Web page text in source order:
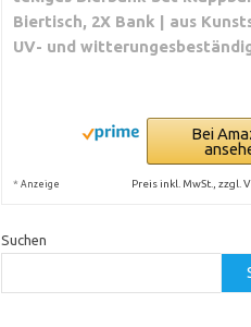
Biertisch, 2X Bank | aus
UV- und
Bei
* Anzeige Preis inkl. MwSt., zzgl.
Suchen